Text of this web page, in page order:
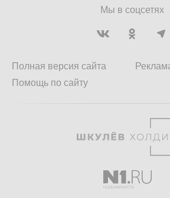
Мы в соцсетях
Полная версия сайта
Помощь по сайту